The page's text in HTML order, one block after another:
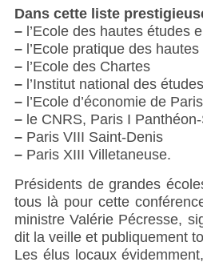
Dans cette liste
– l’Ecole des hautes études
– l’Ecole pratique des
– l’Ecole des Chartes
– l’Institut national des
– l’Ecole d’économie de Paris
– le CNRS, Paris I
– Paris VIII Saint-Denis
– Paris XIII Villetaneuse.
Présidents de grandes
tous là pour cette
ministre Valérie Pécresse,
dit la veille et publiquement
Les élus locaux